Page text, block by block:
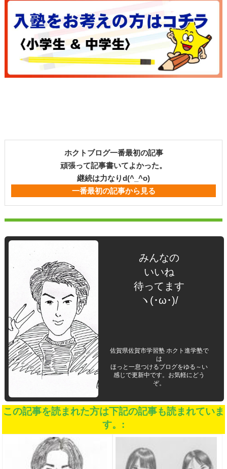
ホクトブログ一番最初の記事
頑張って記事書いてよかった。
継続は力なりd(^_^o)
一番最初の記事から見る
みんなの
いいね
待ってます
ヽ(･ω･)/
佐賀県佐賀市学習塾 ホクト進学塾で
は
ほっと一息つけるブログをゆる～い
感じで更新中です。お気軽にどう
ぞ。
この記事を読まれた方は下記の記事も読まれていま
す。: